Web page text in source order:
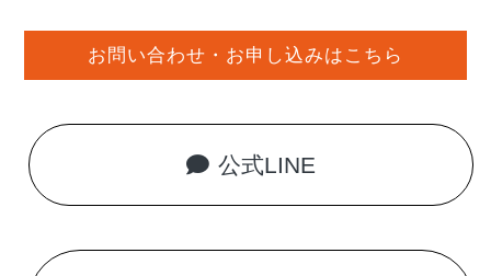
お問い合わせ・お申し込みはこちら
公式LINE